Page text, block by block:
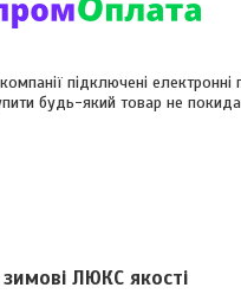
підключені
будь-який товар не
ЛЮКС якості